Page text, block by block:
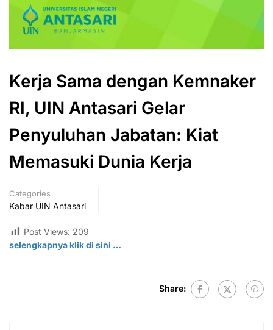
Kerja Sama dengan Kemnaker
RI, UIN Antasari Gelar
Penyuluhan Jabatan: Kiat
Memasuki Dunia Kerja
Categories
Kabar UIN Antasari
Post Views: 209
selengkapnya klik di sini …
Share: